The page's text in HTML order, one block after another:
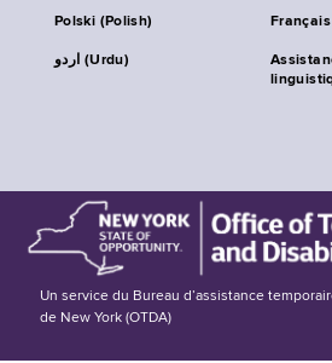
Polski (Polish)
اردو (Urdu)
Un service du Bureau d’assistance
de New York (OTDA)